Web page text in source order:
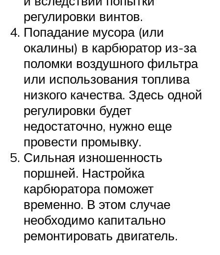
регулировки винтов.
Попадание мусора (или
окалины) в карбюратор из-за
поломки воздушного фильтра
или использования топлива
низкого качества. Здесь одной
регулировки будет
недостаточно, нужно еще
провести промывку.
Сильная изношенность
поршней. Настройка
карбюратора поможет
временно. В этом случае
необходимо капитально
ремонтировать двигатель.